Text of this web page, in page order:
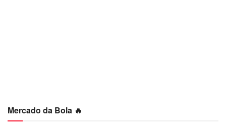
Mercado da Bola 🔥